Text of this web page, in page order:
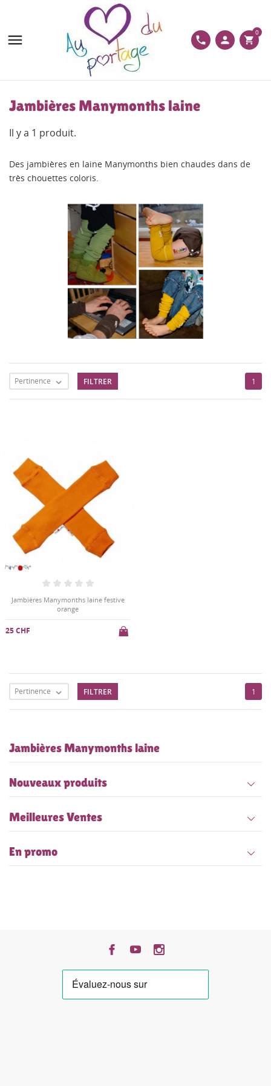
 phone person shopping_cart
0
Jambières Manymonths laine
Il y a 1 produit.
Des jambières en laine Manymonths bien chaudes dans de
très chouettes coloris.
Jambières Manymonths laine
Nouveaux produits
Meilleures Ventes
En promo
Pertinence  FILTRER 1
Jambières Manymonths laine festive
orange
25 CHF
Pertinence  FILTRER 1